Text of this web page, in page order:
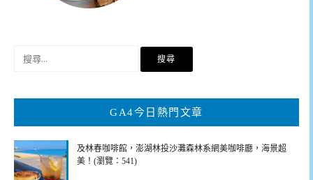
鍵
GA4今日熱門文章
及林春咖啡館，澎湖林投沙灘森林系網美咖啡廳，海景超
美！(瀏覽：541)